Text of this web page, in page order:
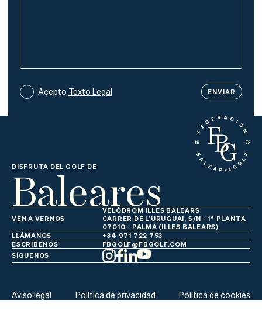
Acepto Texto Legal
DISFRUTA DEL GOLF DE
Baleares
VEN A VERNOS
VELÒDROM ILLES BALEARS
CARRER DE L'URUGUAI, S/N - 1ª PLANTA
07010 - PALMA (ILLES BALEARS)
LLÁMANOS
+34 971 722 753
ESCRÍBENOS
FBGOLF@FBGOLF.COM
SÍGUENOS
Aviso legal Política de privacidad Política de cookies